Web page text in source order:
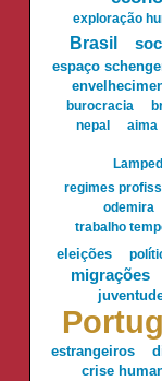
exploração
Brasil
espaço
burocracia
nepal
aima
regimes
odemira
trabalho
eleições
migrações
estrangeiros
crise